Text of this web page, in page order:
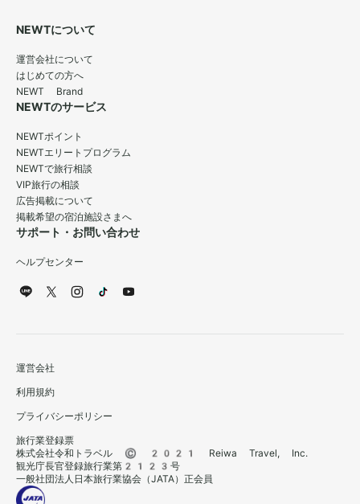
NEWTについて
運営会社について
はじめての方へ
NEWT Brand
NEWTのサービス
NEWTポイント
NEWTエリートプログラム
NEWTで旅行相談
VIP旅行の相談
広告掲載について
掲載希望の宿泊施設さまへ
サポート・お問い合わせ
ヘルプセンター
運営会社
利用規約
プライバシーポリシー
旅行業登録票
株式会社令和トラベル © 2021 Reiwa Travel, Inc.
観光庁長官登録旅行業第2123号
一般社団法人日本旅行業協会（JATA）正会員